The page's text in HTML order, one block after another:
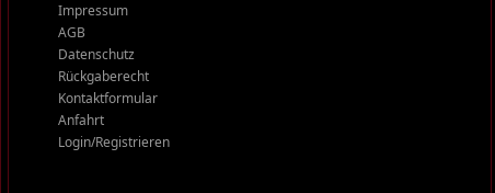
Impressum
AGB
Datenschutz
Rückgaberecht
Kontaktformular
Anfahrt
Login/Registrieren